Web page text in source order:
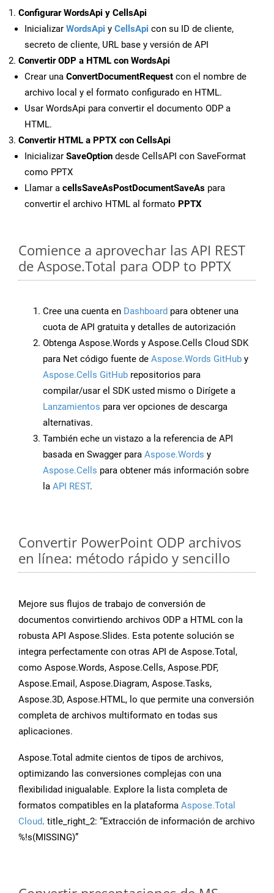
Configurar WordsApi y CellsApi
Inicializar WordsApi y CellsApi con su ID de cliente,
secreto de cliente, URL base y versión de API
Convertir ODP a HTML con WordsApi
Crear una ConvertDocumentRequest con el nombre de
archivo local y el formato configurado en HTML.
Usar WordsApi para convertir el documento ODP a
HTML.
Convertir HTML a PPTX con CellsApi
Inicializar SaveOption desde CellsAPI con SaveFormat
como PPTX
Llamar a cellsSaveAsPostDocumentSaveAs para
convertir el archivo HTML al formato PPTX
Comience a aprovechar las API REST
de Aspose.Total para ODP to PPTX
Cree una cuenta en Dashboard para obtener una
cuota de API gratuita y detalles de autorización
Obtenga Aspose.Words y Aspose.Cells Cloud SDK
para Net código fuente de Aspose.Words GitHub y
Aspose.Cells GitHub repositorios para
compilar/usar el SDK usted mismo o Dirígete a
Lanzamientos para ver opciones de descarga
alternativas.
También eche un vistazo a la referencia de API
basada en Swagger para Aspose.Words y
Aspose.Cells para obtener más información sobre
la API REST.
Convertir PowerPoint ODP archivos
en línea: método rápido y sencillo
Mejore sus flujos de trabajo de conversión de
documentos convirtiendo archivos ODP a HTML con la
robusta API Aspose.Slides. Esta potente solución se
integra perfectamente con otras API de Aspose.Total,
como Aspose.Words, Aspose.Cells, Aspose.PDF,
Aspose.Email, Aspose.Diagram, Aspose.Tasks,
Aspose.3D, Aspose.HTML, lo que permite una conversión
completa de archivos multiformato en todas sus
aplicaciones.
Aspose.Total admite cientos de tipos de archivos,
optimizando las conversiones complejas con una
flexibilidad inigualable. Explore la lista completa de
formatos compatibles en la plataforma Aspose.Total
Cloud. title_right_2: “Extracción de información de archivo
%!s(MISSING)”